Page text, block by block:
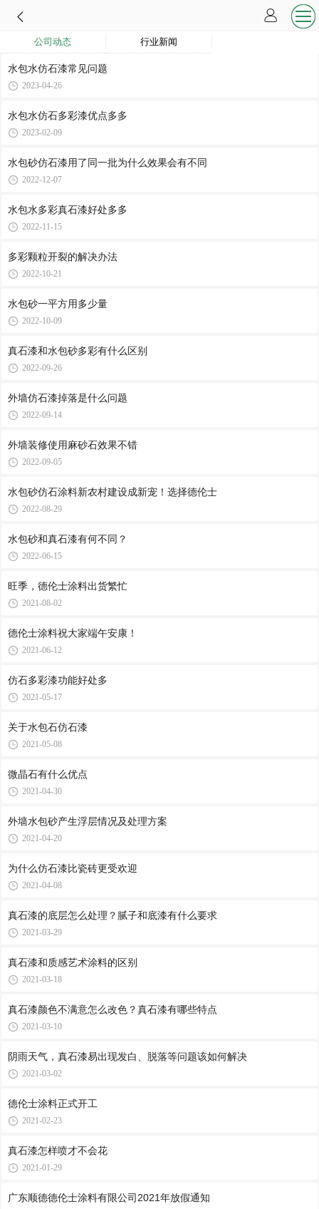
公司动态 行业新闻
水包水仿石漆常见问题
2023-04-26
水包水仿石多彩漆优点多多
2023-02-09
水包砂仿石漆用了同一批为什么效果会有不同
2022-12-07
水包水多彩真石漆好处多多
2022-11-15
多彩颗粒开裂的解决办法
2022-10-21
水包砂一平方用多少量
2022-10-09
真石漆和水包砂多彩有什么区别
2022-09-26
外墙仿石漆掉落是什么问题
2022-09-14
外墙装修使用麻砂石效果不错
2022-09-05
水包砂仿石涂料新农村建设成新宠！选择德伦士
2022-08-29
水包砂和真石漆有何不同？
2022-06-15
旺季，德伦士涂料出货繁忙
2021-08-02
德伦士涂料祝大家端午安康！
2021-06-12
仿石多彩漆功能好处多
2021-05-17
关于水包石仿石漆
2021-05-08
微晶石有什么优点
2021-04-30
外墙水包砂产生浮层情况及处理方案
2021-04-20
为什么仿石漆比瓷砖更受欢迎
2021-04-08
真石漆的底层怎么处理？腻子和底漆有什么要求
2021-03-29
真石漆和质感艺术涂料的区别
2021-03-18
真石漆颜色不满意怎么改色？真石漆有哪些特点
2021-03-10
阴雨天气，真石漆易出现发白、脱落等问题该如何解决
2021-03-02
德伦士涂料正式开工
2021-02-23
真石漆怎样喷才不会花
2021-01-29
广东顺德德伦士涂料有限公司2021年放假通知